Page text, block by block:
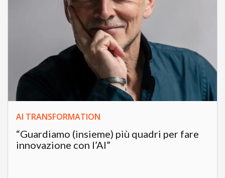
AI TRANSFORMATION
“Guardiamo (insieme) più quadri per fare
innovazione con l’AI”